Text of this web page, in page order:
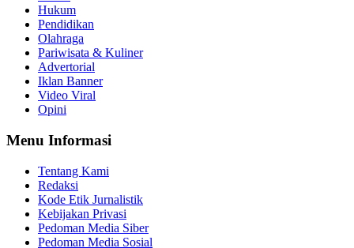
Hukum
Pendidikan
Olahraga
Pariwisata & Kuliner
Advertorial
Iklan Banner
Video Viral
Opini
Menu Informasi
Tentang Kami
Redaksi
Kode Etik Jurnalistik
Kebijakan Privasi
Pedoman Media Siber
Pedoman Media Sosial